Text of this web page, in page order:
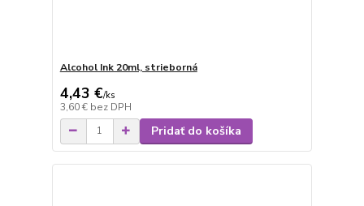
Alcohol Ink 20ml, strieborná
4,43 €/ks
3,60 € bez DPH
Pridať do košíka